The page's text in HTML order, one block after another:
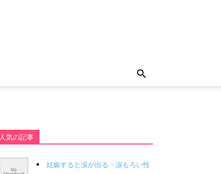
人気の記事
妊娠すると涙が出る・涙もろい性